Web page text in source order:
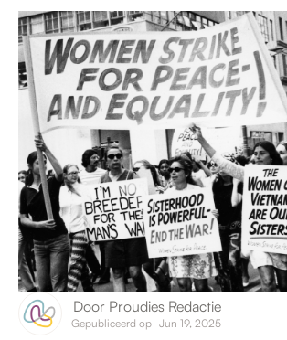
Door Proudies Redactie
Gepubliceerd op Jun 19, 2025